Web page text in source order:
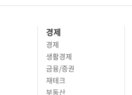
경제
경제
생활경제
금융/증권